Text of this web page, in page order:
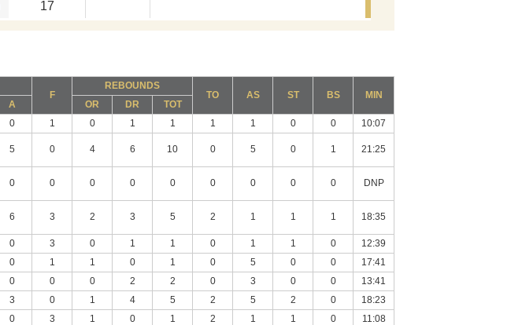
17
F
REBOUNDS
TO
AS ST BS
MIN
A OR DR
TOT
0 1 0 1 1 1 1 0 0 10:07
5 0 4 6 10 0 5 0 1 21:25
0 0 0 0 0 0 0 0 0 DNP
6 3 2 3 5 2 1 1 1 18:35
0 3 0 1 1 0 1 1 0
12:39
0 1 1 0 1 0 5 0 0
17:41
0 0 0 2 2 0 3 0 0
13:41
3 0 1 4 5 2 5 2 0
18:23
0 3 1 0 1 2 1 1 0 11:08